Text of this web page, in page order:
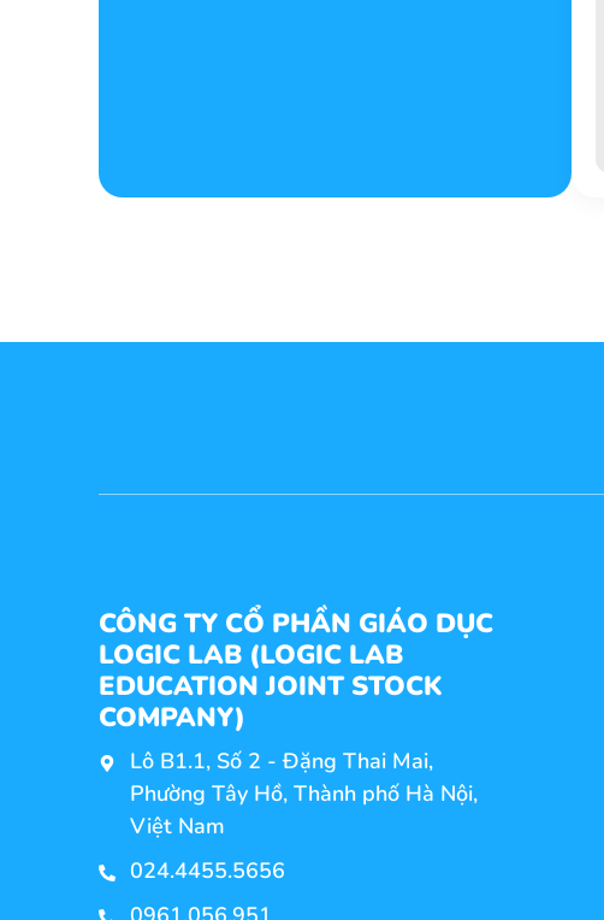
CÔNG TY CỔ PHẦN GIÁO DỤC
LOGIC LAB (LOGIC LAB
EDUCATION JOINT STOCK
COMPANY)
Lô B1.1, Số 2 - Đặng Thai Mai,
Phường Tây Hồ, Thành phố Hà Nội,
Việt Nam
024.4455.5656